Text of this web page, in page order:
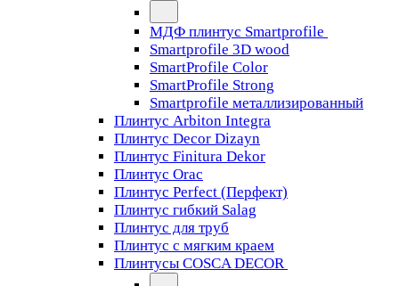
МДФ плинтус Smartprofile
Smartprofile 3D wood
SmartProfile Color
SmartProfile Strong
Smartprofile металлизированный
Плинтус Arbiton Integra
Плинтус Decor Dizayn
Плинтус Finitura Dekor
Плинтус Orac
Плинтус Perfect (Перфект)
Плинтус гибкий Salag
Плинтус для труб
Плинтус с мягким краем
Плинтусы COSCA DECOR